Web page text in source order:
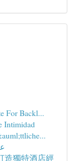
For Backl...
Intimidad
造獨特酒店經